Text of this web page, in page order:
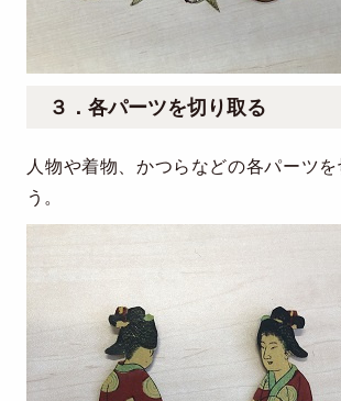
３．各パーツを切り取る
人物や着物、かつらなどの各パーツを
う。